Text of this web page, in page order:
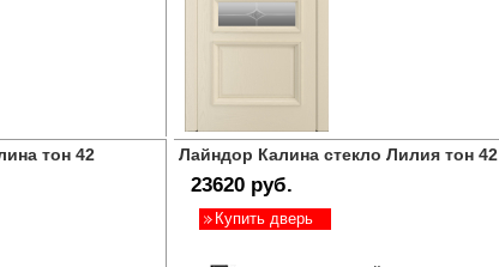
тон 42 Лайндор Калина стекло Лилия тон 42
23620 руб.
Купить дверь